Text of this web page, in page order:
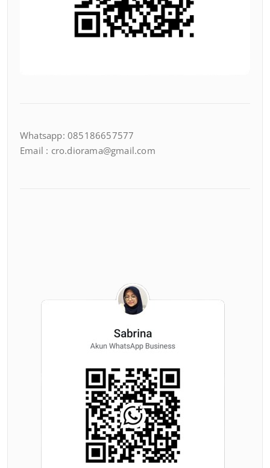
Whatsapp: 085186657577
Email : cro.diorama@gmail.com